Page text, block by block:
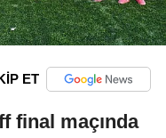
ET
final maçında